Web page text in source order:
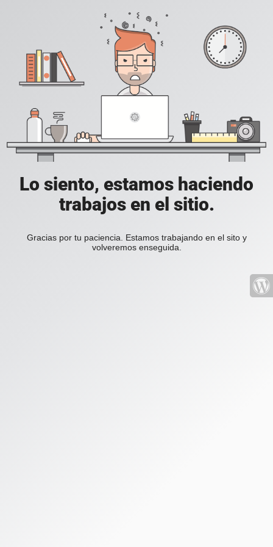
Lo siento, estamos haciendo
trabajos en el sitio.
Gracias por tu paciencia. Estamos trabajando en el sito y
volveremos enseguida.